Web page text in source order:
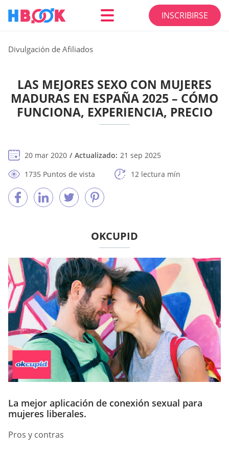
INSCRIBIRSE
Divulgación de Afiliados
LAS MEJORES SEXO CON MUJERES
MADURAS EN ESPAÑA 2025 – CÓMO
FUNCIONA, EXPERIENCIA, PRECIO
20 mar 2020 Actualizado: 21 sep 2025
1735 Puntos de vista
12 lectura mín
OKCUPID
La mejor aplicación de conexión sexual para
mujeres liberales.
Pros y contras